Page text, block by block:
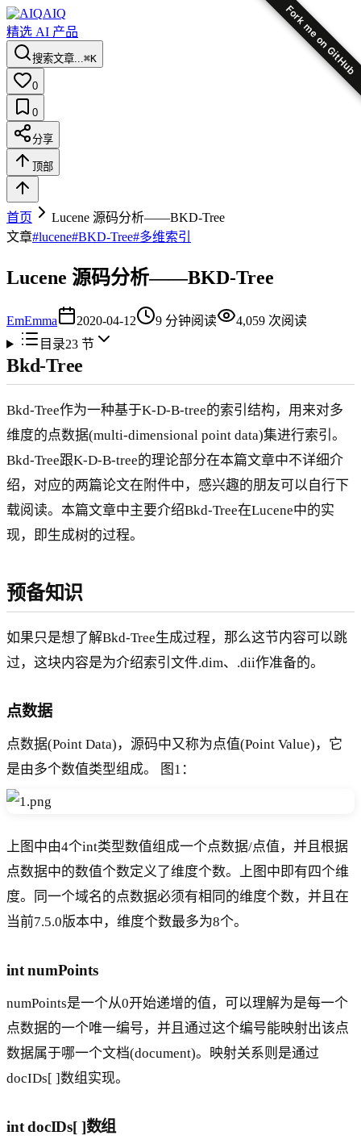
Fork me on GitHub
AIQ
精选 AI 产品
搜索文章...⌘K
0
0
分享
顶部
首页
Lucene 源码分析——BKD-Tree
文章#lucene#BKD-Tree#多维索引
Lucene 源码分析——BKD-Tree
EmEmma 2020-04-12 9 分钟阅读 4,059 次阅读
目录23节
Bkd-Tree
Bkd-Tree作为一种基于K-D-B-tree的索引结构，用来对多
维度的点数据(multi-dimensional point data)集进行索引。
Bkd-Tree跟K-D-B-tree的理论部分在本篇文章中不详细介
绍，对应的两篇论文在附件中，感兴趣的朋友可以自行下
载阅读。本篇文章中主要介绍Bkd-Tree在Lucene中的实
现，即生成树的过程。
预备知识
如果只是想了解Bkd-Tree生成过程，那么这节内容可以跳
过，这块内容是为介绍索引文件.dim、.dii作准备的。
点数据
点数据(Point Data)，源码中又称为点值(Point Value)，它
是由多个数值类型组成。 图1：
上图中由4个int类型数值组成一个点数据/点值，并且根据
点数据中的数值个数定义了维度个数。上图中即有四个维
度。同一个域名的点数据必须有相同的维度个数，并且在
当前7.5.0版本中，维度个数最多为8个。
int numPoints
numPoints是一个从0开始递增的值，可以理解为是每一个
点数据的一个唯一编号，并且通过这个编号能映射出该点
数据属于哪一个文档(document)。映射关系则是通过
docIDs[ ]数组实现。
int docIDs[ ]数组